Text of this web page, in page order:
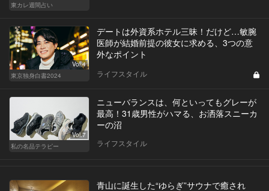
東カレ週間占い
Vol.4
東京独身白書2024
デートは外資系ホテル三昧！だけど…敏腕
医師が結婚前提の彼女に求める、3つの意
外なポイント
ライフスタイル
Vol.7
私の名品テラピー
ニューバランスは、何といってもグレーが
最高！31歳男性がハマる、お洒落スニーカ
ーの沼
ライフスタイル
青山に誕生した“ゆらぎ”サウナで癒され